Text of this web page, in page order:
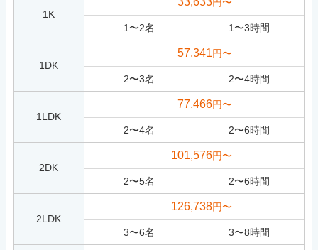
1K
1 〜2名 1 〜3時間
1DK
57,341円〜
2〜3名 2〜4時間
1LDK
77,466円〜
2〜4名 2〜6時間
2DK
101,576円〜
2〜5名 2〜6時間
2LDK
126,738円〜
3〜6名 3〜8時間